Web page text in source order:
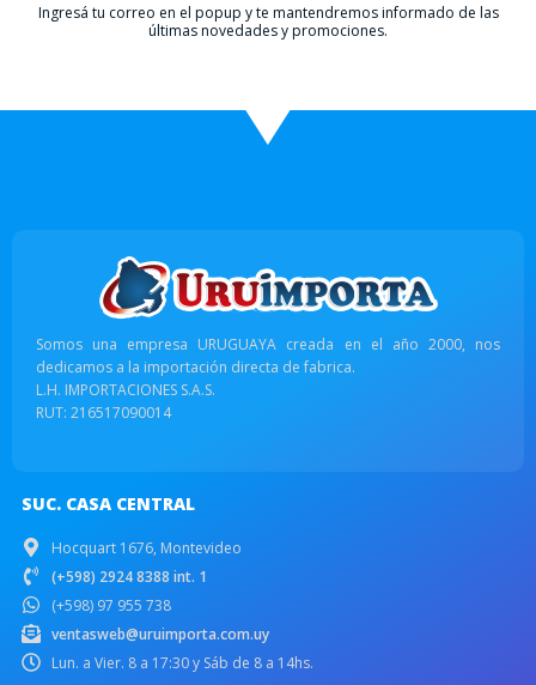
Ingresá tu correo en el popup y te mantendremos informado de las
últimas novedades y promociones.
Somos una empresa URUGUAYA creada en el año 2000, nos
dedicamos a la importación directa de fabrica.
L.H. IMPORTACIONES S.A.S.
RUT: 216517090014
SUC. CASA CENTRAL
Hocquart 1676, Montevideo
(+598) 2924 8388 int. 1
(+598) 97 955 738
ventasweb@uruimporta.com.uy
Lun. a Vier. 8 a 17:30 y Sáb de 8 a 14hs.